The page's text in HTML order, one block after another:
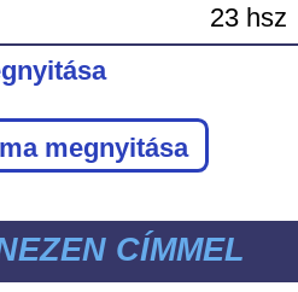
23 hsz
megnyitása
CÍMMEL